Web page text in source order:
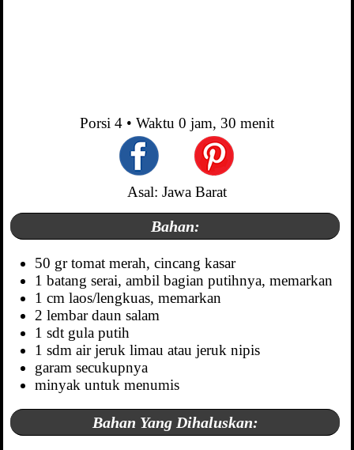
Porsi 4• Waktu 0 jam, 30 menit
Asal: Jawa Barat
Bahan:
50 gr tomat merah, cincang kasar
1 batang serai, ambil bagian putihnya, memarkan
1 cm laos/lengkuas, memarkan
2 lembar daun salam
1 sdt gula putih
1 sdm air jeruk limau atau jeruk nipis
garam secukupnya
minyak untuk menumis
Bahan Yang Dihaluskan: